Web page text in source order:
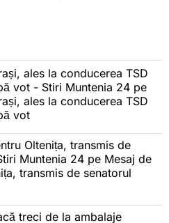
ales la conducerea TSD
vot - Stiri Muntenia 24 pe
ales la conducerea TSD
vot
Oltenița, transmis de
Muntenia 24 pe Mesaj de
transmis de senatorul
treci de la ambalaje